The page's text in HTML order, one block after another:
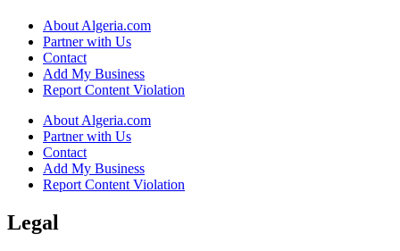
About Algeria.com
Partner with Us
Contact
Add My Business
Report Content Violation
About Algeria.com
Partner with Us
Contact
Add My Business
Report Content Violation
Legal